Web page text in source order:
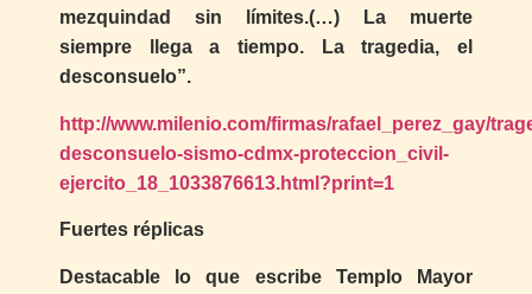
mezquindad sin límites.(…) La muerte
siempre llega a tiempo. La tragedia, el
desconsuelo”.
http://www.milenio.com/firmas/rafael_perez_gay/
desconsuelo-sismo-cdmx-proteccion_civil-
ejercito_18_1033876613.html?print=1
Fuertes réplicas
Destacable lo que escribe Templo Mayor